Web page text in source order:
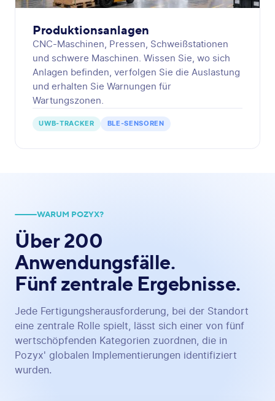
Produktionsanlagen
CNC-Maschinen, Pressen, Schweißstationen
und schwere Maschinen. Wissen Sie, wo sich
Anlagen befinden, verfolgen Sie die Auslastung
und erhalten Sie Warnungen für
Wartungszonen.
UWB-TRACKER BLE-SENSOREN
WARUM POZYX?
Über 200
Anwendungsfälle.
Fünf zentrale Ergebnisse.
Jede Fertigungsherausforderung, bei der Standort
eine zentrale Rolle spielt, lässt sich einer von fünf
wertschöpfenden Kategorien zuordnen, die in
Pozyx' globalen Implementierungen identifiziert
wurden.